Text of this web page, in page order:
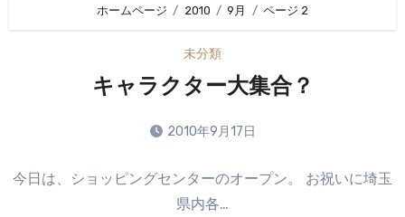
ホームページ 2010 9月 ページ 2
未分類
キャラクター大集合？
2010年9月17日
ン
今日は、ショッピングセンターのオープン。 お祝いに埼玉
県内各…